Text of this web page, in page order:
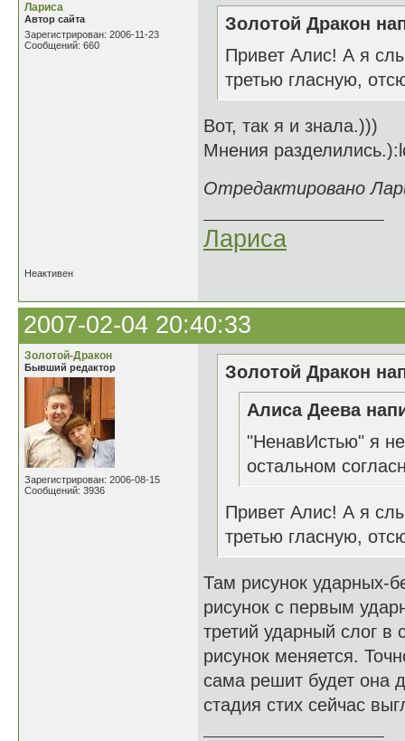
Лариса
Автор сайта
Зарегистрирован: 2006-11-23
Сообщений: 660
Золотой Дракон
Привет Алис! А я
третью гласную,
Вот, так я и знала.)))
Мнения
Отредактировано
Лариса
Неактивен
2007-02-04 20:40:33
Золотой-Дракон
Бывший редактор
Зарегистрирован: 2006-08-15
Сообщений: 3936
Золотой Дракон
Алиса Деева
"НенавИстью" я
остальном
Привет Алис! А я
третью гласную,
Там рисунок ударных-
рисунок с первым
третий ударный слог
рисунок меняется.
сама решит будет она
стадия стих сейчас